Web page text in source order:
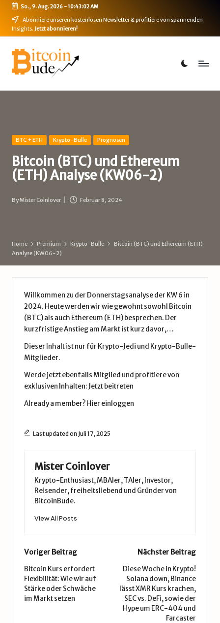
Skip
So., 9. Aug. 2026-10:43:02 AM
Abonniere unseren kostenlosen Newsletter & profitiere von spannenden
Insights. Jetzt abonnieren!
B
i
t
i
n
-
B
e
Bitcoin,
Ethereum,
DeFi
Posted
BTC + ETH Krypto-Bulle Prognosen
Bitcoin (BTC) und Ethereum
(ETH) Analyse (KW06-2)
Posted
ByMister Coinlover Februar 8, 2024
Home Premium Krypto-Bulle
Bitcoin (BTC) und Ethereum (ETH)
Analyse (KW06-2)
Willkommen zu der Donnerstagsanalyse der KW 6 in
2024. Heute werden wir wie gewohnt sowohl Bitcoin
(BTC) als auch Ethereum (ETH) besprechen. Der
kurzfristige Anstieg am Markt ist kurz davor,…
Dieser Inhalt ist nur für Krypto-Jedi und Krypto-Bulle-
Mitglieder.
Werde jetzt ebenfalls Mitglied und profitiere von
exklusiven Inhalten: Jetzt beitreten
Already a member? Hier einloggen
Last updated on Juli 17, 2025
Mister Coinlover
Krypto-Enthusiast, MBAler, TAler, Investor,
Reisender, freiheitsliebend und Gründer von
BitcoinBude.
View All Posts
Post
navigation
Voriger Beitrag
Bitcoin Kurs erfordert
Flexibilität: Wie wir auf
Stärke oder Schwäche
im Markt setzen
Nächster Beitrag
Diese Woche in Krypto!
Solana down, Binance
lässt XMR Kurs krachen,
SEC vs. DeFi, sowie der
Hype um ERC-404 und
Farcaster